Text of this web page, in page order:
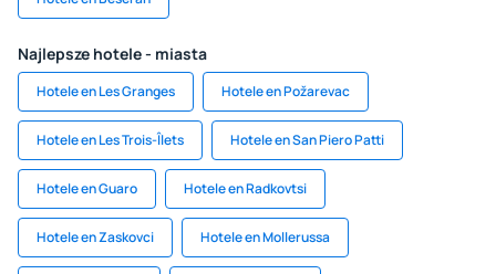
Najlepsze hotele - miasta
Hotele en Les Granges Hotele en Požarevac
Hotele en Les Trois-Îlets Hotele en San Piero Patti
Hotele en Guaro Hotele en Radkovtsi
Hotele en Zaskovci Hotele en Mollerussa